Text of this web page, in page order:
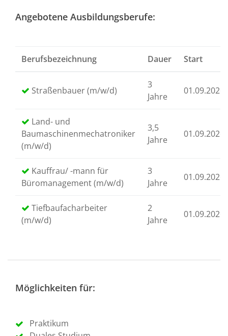
Angebotene Ausbildungsberufe:
Berufsbezeichnung Dauer Start
Straßenbauer (m/w/d)
3
Jahre
01.09.2026
Land- und
Baumaschinenmechatroniker
(m/w/d)
3,5
Jahre
01.09.2026
Kauffrau/ -mann für
Büromanagement (m/w/d)
3
Jahre
01.09.2026
Tiefbaufacharbeiter
(m/w/d)
2
Jahre
01.09.2026
Möglichkeiten für:
Praktikum